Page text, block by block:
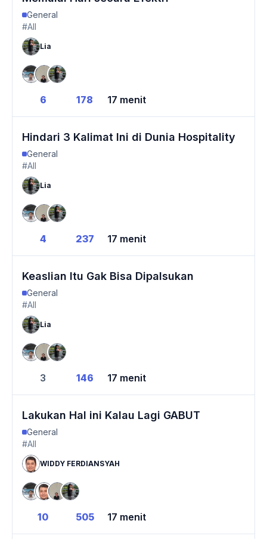
General
#All
Lia
6 178 17 menit
Hindari 3 Kalimat Ini di Dunia Hospitality
General
#All
Lia
4 237 17 menit
Keaslian Itu Gak Bisa Dipalsukan
General
#All
Lia
3 146 17 menit
Lakukan Hal ini Kalau Lagi GABUT
General
#All
WIDDY FERDIANSYAH
10 505 17 menit